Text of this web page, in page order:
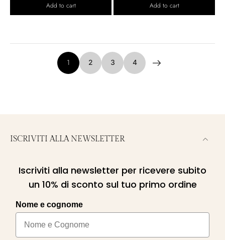
Add to cart Add to cart
1 2 3 4
ISCRIVITI ALLA NEWSLETTER
Iscriviti alla newsletter per ricevere subito
un 10% di sconto sul tuo primo ordine
Nome e cognome